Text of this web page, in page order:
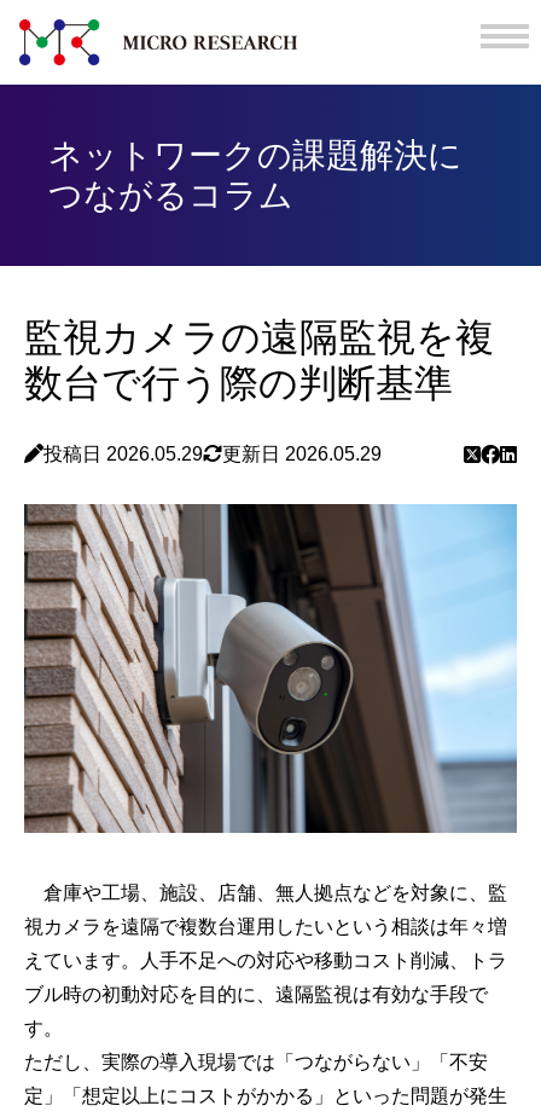
ネットワークの課題解決に
つながるコラム
監視カメラの遠隔監視を複
数台で行う際の判断基準
投稿日 2026.05.29 更新日 2026.05.29
倉庫や工場、施設、店舗、無人拠点などを対象に、監
視カメラを遠隔で複数台運用したいという相談は年々増
えています。人手不足への対応や移動コスト削減、トラ
ブル時の初動対応を目的に、遠隔監視は有効な手段で
す。
ただし、実際の導入現場では「つながらない」「不安
定」「想定以上にコストがかかる」といった問題が発生